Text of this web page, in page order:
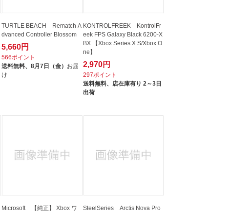
TURTLE BEACH Rematch A
dvanced Controller Blossom
5,660円
566ポイント
送料無料、8月7日（金） お届
け
KONTROLFREEK KontrolFr
eek FPS Galaxy Black 6200-X
BX 【Xbox Series X S/Xbox O
ne】
2,970円
297ポイント
送料無料、
店在庫有り 2～3日
出荷
Microsoft 【純正】 Xbox ワ
SteelSeries Arctis Nova Pro